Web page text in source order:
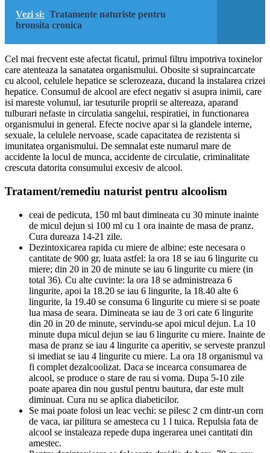
Vezi si: Tratamente naturiste pentru
bronsita cronica
Cel mai frecvent este afectat ficatul, primul filtru impotriva toxinelor
care atenteaza la sanatatea organismului. Obosite si supraincarcate
cu alcool, celulele hepatice se sclerozeaza, ducand la instalarea crizei
hepatice. Consumul de alcool are efect negativ si asupra inimii, care
isi mareste volumul, iar tesuturile proprii se altereaza, aparand
tulburari nefaste in circulatia sangelui, respiratiei, in functionarea
organismului in general. Efecte nocive apar si la glandele interne,
sexuale, la celulele nervoase, scade capacitatea de rezistenta si
imunitatea organismului. De semnalat este numarul mare de
accidente la locul de munca, accidente de circulatie, criminalitate
crescuta datorita consumului excesiv de alcool.
Tratament/remediu naturist pentru alcoolism
ceai de pedicuta, 150 ml baut dimineata cu 30 minute inainte
de micul dejun si 100 ml cu 1 ora inainte de masa de pranz.
Cura dureaza 14-21 zile.
Dezintoxicarea rapida cu miere de albine: este necesara o
cantitate de 900 gr, luata astfel: la ora 18 se iau 6 lingurite cu
miere; din 20 in 20 de minute se iau 6 lingurite cu miere (in
total 36). Cu alte cuvinte: la ora 18 se administreaza 6
lingurite, apoi la 18.20 se iau 6 lingurite, la 18.40 alte 6
lingurite, la 19.40 se consuma 6 lingurite cu miere si se poate
lua masa de seara. Dimineata se iau de 3 ori cate 6 lingurite
din 20 in 20 de minute, servindu-se apoi micul dejun. La 10
minute dupa micul dejun se iau 6 lingurite cu miere. Inainte de
masa de pranz se iau 4 lingurite ca aperitiv, se serveste pranzul
si imediat se iau 4 lingurite cu miere. La ora 18 organismul va
fi complet dezalcoolizat. Daca se incearca consumarea de
alcool, se produce o stare de rau si voma. Dupa 5-10 zile
poate aparea din nou gustul pentru bautura, dar este mult
diminuat. Cura nu se aplica diabeticilor.
Se mai poate folosi un leac vechi: se pilesc 2 cm dintr-un corn
de vaca, iar pilitura se amesteca cu 1 l tuica. Repulsia fata de
alcool se instaleaza repede dupa ingerarea unei cantitati din
amestec.